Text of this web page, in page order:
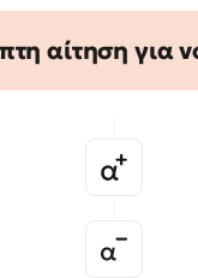
αίτηση για